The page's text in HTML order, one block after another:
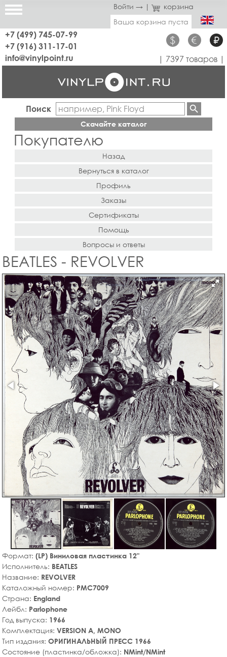
Войти → |
корзина
Ваша корзина пуста
+7 (499) 745-07-99
+7 (916) 311-17-01
$ € ₽
info@vinylpoint.ru | 7397 товаров |
Поиск
Скачайте каталог
Покупателю
Назад
Вернуться в каталог
Профиль
Заказы
Сертификаты
Помощь
Вопросы и ответы
BEATLES - REVOLVER
Формат: (LP) Виниловая пластинка 12"
Исполнитель: BEATLES
Название: REVOLVER
Каталожный номер: PMC7009
Страна: England
Лейбл: Parlophone
Год выпуска: 1966
Комплектация: VERSION A, MONO
Тип издания: ОРИГИНАЛЬНЫЙ ПРЕСС 1966
Состояние (пластинка/обложка): NMint/NMint